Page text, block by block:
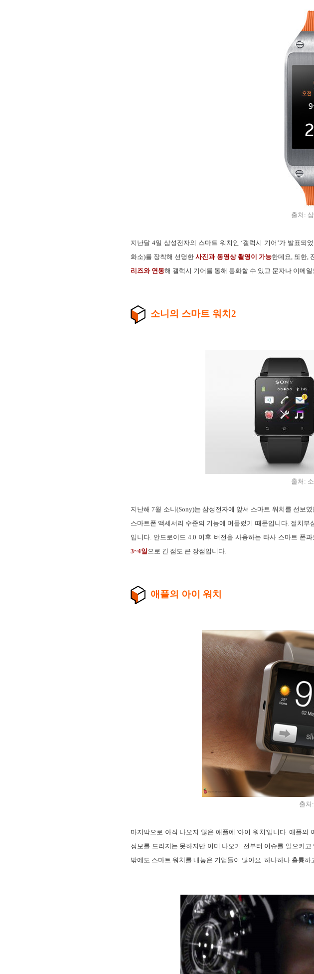
출처:
지난달 4일 삼성전자의 스마트 워치인 ‘갤럭시 기어’가 발표
화소)를 장착해 선명한사진과 동영상 촬영이 가능한데요, 또한,
리즈와 연동해 갤럭시 기어를 통해 통화할 수 있고 문자나 이메
소니의 스마트 워치2
출처:
지난해 7월 소니(Sony)는 삼성전자에 앞서 스마트 워치를 선보
스마트폰 액세서리 수준의 기능에 머물렀기 때문입니다. 절치부
입니다. 안드로이드 4.0 이후 버전을 사용하는 타사 스마트 폰
3~4일으로 긴 점도 큰 장점입니다.
애플의 아이 워치
출처
마지막으로 아직 나오지 않은 애플에 '아이 워치'입니다. 애플의
정보를 드리지는 못하지만 이미 나오기 전부터 이슈를 일으키
밖에도 스마트 워치를 내놓은 기업들이 많아요. 하나하나 훌륭